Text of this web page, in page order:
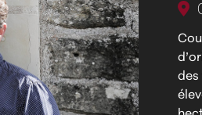
des